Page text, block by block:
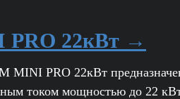
PRO 22кВт →
MINI PRO 22кВт
током мощностью до 22